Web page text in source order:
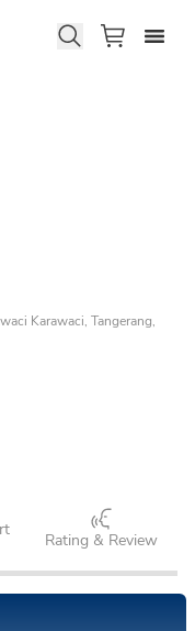
Karawaci, Tangerang,
Rating & Review